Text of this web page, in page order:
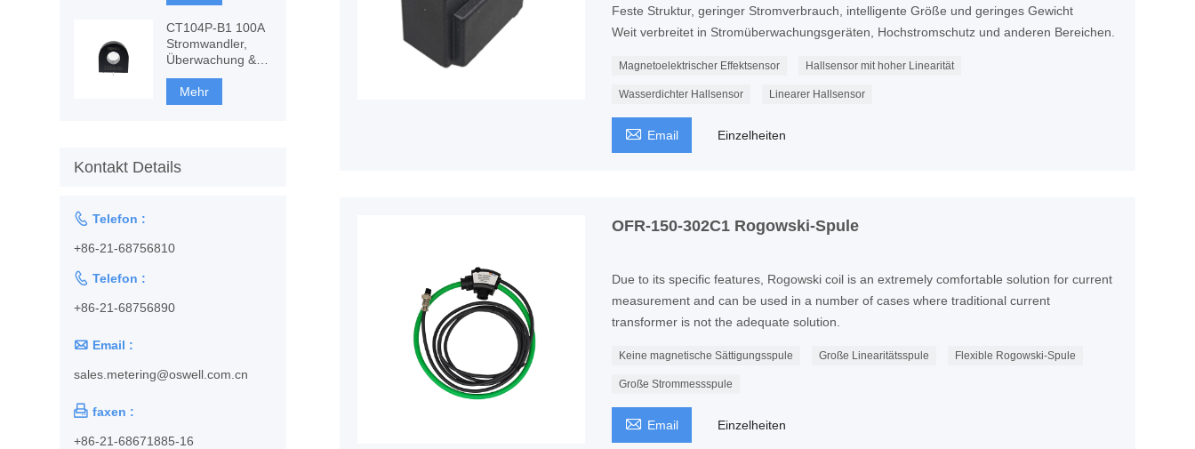
Feste Struktur, geringer Stromverbrauch, intelligente Größe und geringes Gewicht
Weit verbreitet in Stromüberwachungsgeräten, Hochstromschutz und anderen Bereichen.
Magnetoelektrischer Effektsensor Hallsensor mit hoher Linearität
Wasserdichter Hallsensor Linearer Hallsensor
 Email Einzelheiten
OFR-150-302C1 Rogowski-Spule
Due to its specific features, Rogowski coil is an extremely comfortable solution for current
measurement and can be used in a number of cases where traditional current
transformer is not the adequate solution.
Keine magnetische Sättigungsspule Große Linearitätsspule Flexible Rogowski-Spule
Große Strommessspule
 Email Einzelheiten
CT104P-B1 100A
Stromwandler,
Überwachung &
Schutz
Mehr
Kontakt Details
 Telefon :
+86-21-68756810
 Telefon :
+86-21-68756890
 Email :
sales.metering@oswell.com.cn
 faxen :
+86-21-68671885-16